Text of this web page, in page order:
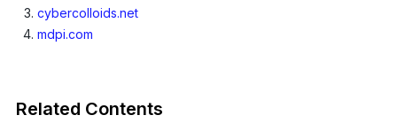
cybercolloids.net
mdpi.com
Related Contents